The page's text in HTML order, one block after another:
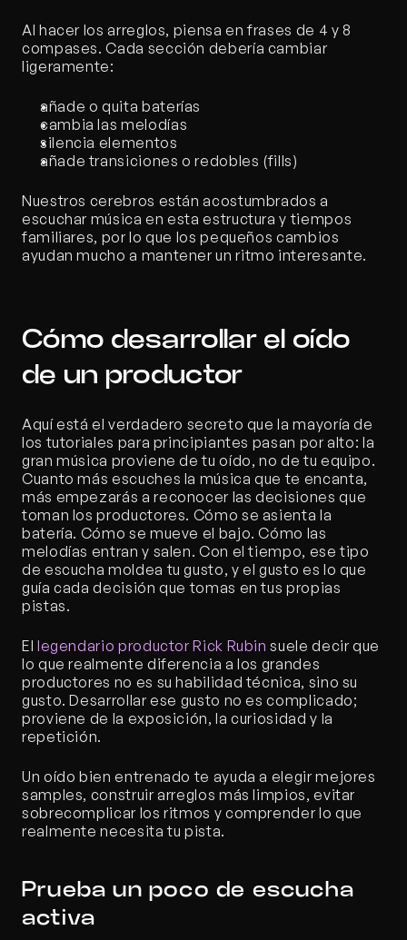
Al hacer los arreglos, piensa en frases de 4 y 8
compases. Cada sección debería cambiar
ligeramente:
añade o quita baterías
cambia las melodías
silencia elementos
añade transiciones o redobles (fills)
Nuestros cerebros están acostumbrados a
escuchar música en esta estructura y tiempos
familiares, por lo que los pequeños cambios
ayudan mucho a mantener un ritmo interesante.
Cómo desarrollar el oído
de un productor
Aquí está el verdadero secreto que la mayoría de
los tutoriales para principiantes pasan por alto: la
gran música proviene de tu oído, no de tu equipo.
Cuanto más escuches la música que te encanta,
más empezarás a reconocer las decisiones que
toman los productores. Cómo se asienta la
batería. Cómo se mueve el bajo. Cómo las
melodías entran y salen. Con el tiempo, ese tipo
de escucha moldea tu gusto, y el gusto es lo que
guía cada decisión que tomas en tus propias
pistas.
El legendario productor Rick Rubin suele decir que
lo que realmente diferencia a los grandes
productores no es su habilidad técnica, sino su
gusto. Desarrollar ese gusto no es complicado;
proviene de la exposición, la curiosidad y la
repetición.
Un oído bien entrenado te ayuda a elegir mejores
samples, construir arreglos más limpios, evitar
sobrecomplicar los ritmos y comprender lo que
realmente necesita tu pista.
Prueba un poco de escucha
activa